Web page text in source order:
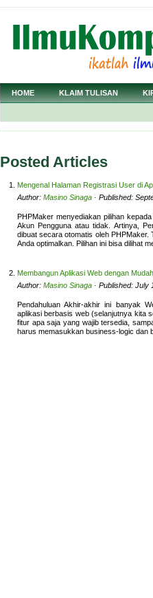
HOME KLAIM TULISAN
Posted Articles
Mengenal Halaman Registrasi User di
Author: Masino Sinaga · Published:
PHPMaker menyediakan pilihan
Akun Pengguna atau tidak. Artinya,
dibuat secara otomatis oleh PHPMaker.
Anda optimalkan. Pilihan ini bisa dilihat
Membangun Aplikasi Web dengan
Author: Masino Sinaga · Published: July
Pendahuluan Akhir-akhir ini banyak
aplikasi berbasis web (selanjutnya kita
fitur apa saja yang wajib tersedia,
harus memasukkan business-logic